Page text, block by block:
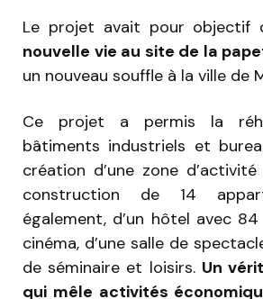
Le projet avait pour objectif
nouvelle vie au site de la
un nouveau souffle à la ville de
Ce projet a permis la
bâtiments industriels et
création d’une zone
construction de 14
également, d’un hôtel avec 84
cinéma, d’une salle de
de séminaire et loisirs. Un
qui mêle activités